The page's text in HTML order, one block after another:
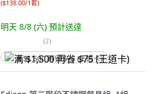
($138.00/1套)
明天 8/8 (六) 預計送達
(2)
满 $1,500 再省 $75 (王道卡)